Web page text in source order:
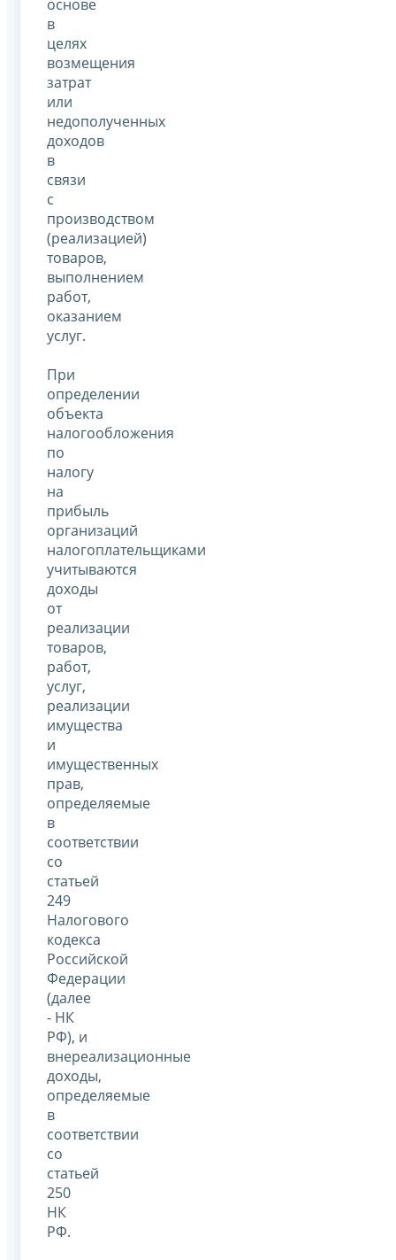
основе
в
целях
возмещения
затрат
или
недополученных
доходов
в
связи
с
производством
(реализацией)
товаров,
выполнением
работ,
оказанием
услуг.
При
определении
объекта
налогообложения
по
налогу
на
прибыль
организаций
налогоплательщиками
учитываются
доходы
от
реализации
товаров,
работ,
услуг,
реализации
имущества
и
имущественных
прав,
определяемые
в
соответствии
со
статьей
249
Налогового
кодекса
Российской
Федерации
(далее
- НК
РФ), и
внереализационные
доходы,
определяемые
в
соответствии
со
статьей
250
НК
РФ.